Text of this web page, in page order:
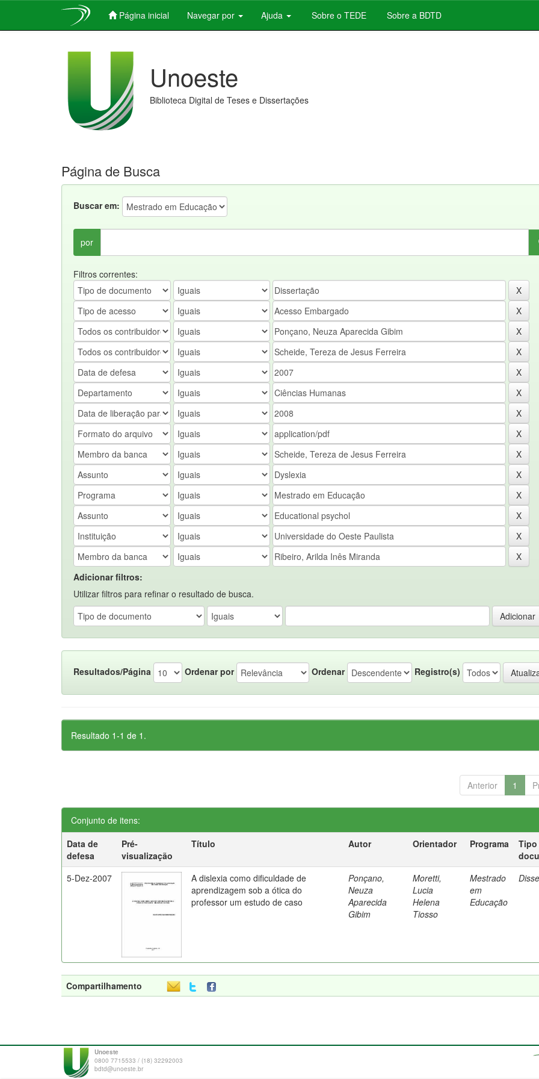
Página inicial Navegar por Ajuda Sobre o TEDE Sobre a BDTD
Unoeste
Biblioteca Digital de Teses e Dissertações
Página de Busca
Buscar em:
por
Filtros correntes:
Adicionar filtros:
Utilizar filtros para refinar o resultado de busca.
Resultados/Página Ordenar por Ordenar Registro(s)
Resultado 1-1 de 1.
Anterior 1
Conjunto de itens:
Data de
defesa
Pré-
visualização
Título Autor Orientador Programa
Tipo
5-Dez-2007
A dislexia como dificuldade de
aprendizagem sob a ótica do
professor um estudo de caso
Ponçano,
Neuza
Aparecida
Gibim
Moretti,
Lucia
Helena
Tiosso
Mestrado
em
Educação
Compartilhamento
Unoeste
0800 7715533 / (18) 32292003
bdtd@unoeste.br